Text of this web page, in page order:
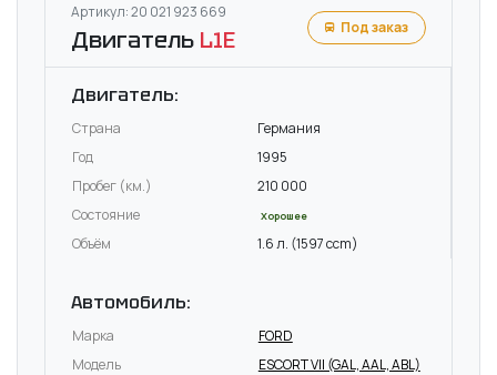
Артикул: 20 021 923 669
Двигатель L1E Под заказ
Двигатель:
Страна
Германия
Год
1995
Пробег (км.)
210 000
Состояние
Хорошее
Объём 1.6 л. (1597 ccm)
Автомобиль:
Марка
FORD
Модель
ESCORT VII (GAL, AAL, ABL)